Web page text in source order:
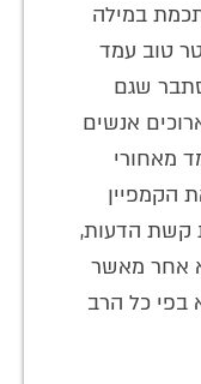
במילה
טוב עמד
שגם
אנשים
מאחורי
הקמפיין
קשת הדעות,
אחר מאשר
בפי כל הרב